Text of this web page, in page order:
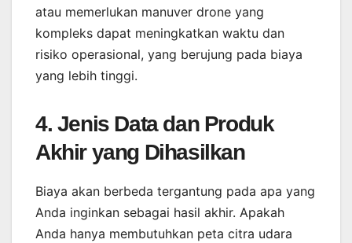
atau memerlukan manuver drone yang
kompleks dapat meningkatkan waktu dan
risiko operasional, yang berujung pada biaya
yang lebih tinggi.
4. Jenis Data dan Produk
Akhir yang Dihasilkan
Biaya akan berbeda tergantung pada apa yang
Anda inginkan sebagai hasil akhir. Apakah
Anda hanya membutuhkan peta citra udara